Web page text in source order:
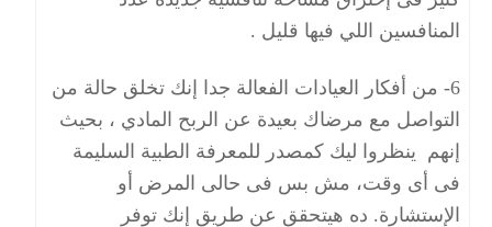
المنافسين اللي فيها قليل .
6- من أفكار العيادات الفعالة جدا إنك تخلق حالة من
التواصل مع مرضاك بعيدة عن الربح المادي ، بحيث
إنهم ينظروا ليك كمصدر للمعرفة الطبية السليمة
فى أى وقت، مش بس فى حالى المرض أو
الإستشارة. ده هيتحقق عن طريق إنك توفر